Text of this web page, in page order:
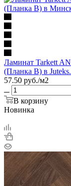
Ламинат Tarkett
(Планка B) в
57.50 руб./м2
В корзину
Новинка